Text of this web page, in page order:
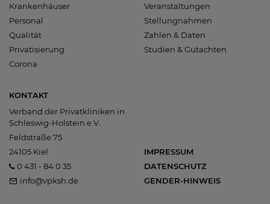
Krankenhäuser
Personal
Qualität
Privatisierung
Corona
Veranstaltungen
Stellungnahmen
Zahlen & Daten
Studien & Gutachten
KONTAKT
Verband der Privatkliniken in
Schleswig-Holstein e.V.
Feldstraße 75
24105 Kiel
0 431 - 84 0 35
info@vpksh.de
IMPRESSUM
DATENSCHUTZ
GENDER-HINWEIS